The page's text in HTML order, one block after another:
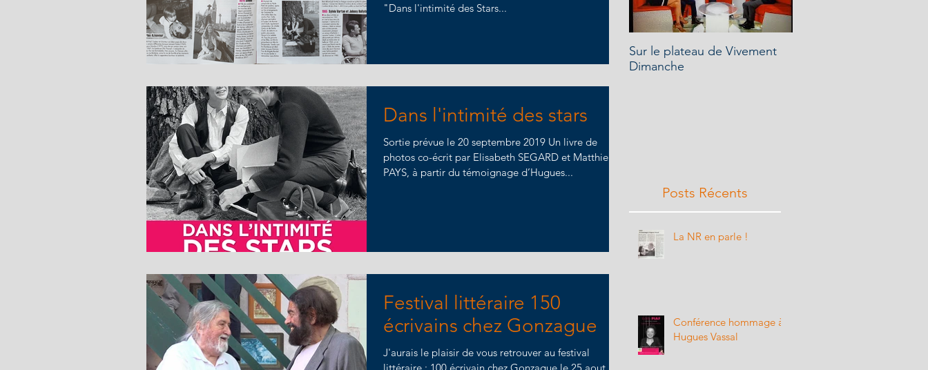
"Dans l'intimité des Stars...
Dans l'intimité des stars
Sortie prévue le 20 septembre 2019 Un livre de
photos co-écrit par Elisabeth SEGARD et Matthieu
PAYS, à partir du témoignage d’Hugues...
Festival littéraire 150
écrivains chez Gonzague
J'aurais le plaisir de vous retrouver au festival
littéraire : 100 écrivain chez Gonzague le 25 aout
Sur le plateau de Vivement
Dimanche
Posts Récents
La NR en parle !
Conférence hommage à
Hugues Vassal